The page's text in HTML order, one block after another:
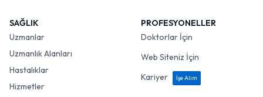
SAĞLIK
Uzmanlar
Uzmanlık Alanları
Hastalıklar
Hizmetler
PROFESYONELLER
Doktorlar İçin
Web Siteniz İçin
Kariyer
İşe Alım